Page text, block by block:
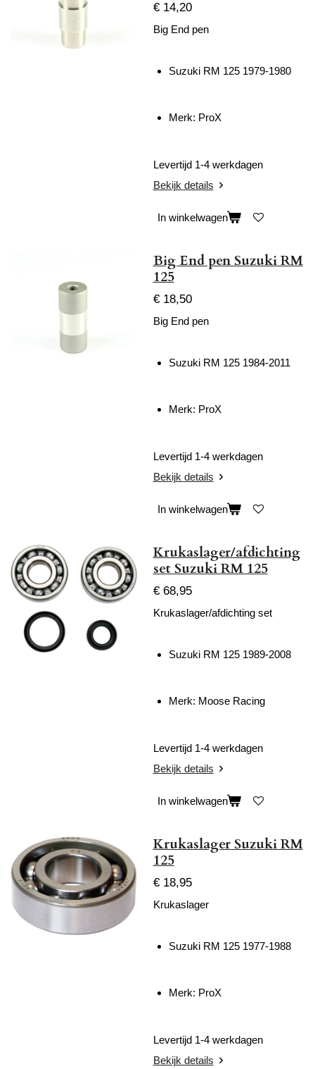
€ 14,20
Big End pen
Suzuki RM 125 1979-1980
Merk: ProX
Levertijd 1-4 werkdagen
Bekijk details
In winkelwagen
Big End pen Suzuki RM
125
€ 18,50
Big End pen
Suzuki RM 125 1984-2011
Merk: ProX
Levertijd 1-4 werkdagen
Bekijk details
In winkelwagen
Krukaslager/afdichting
set Suzuki RM 125
€ 68,95
Krukaslager/afdichting set
Suzuki RM 125 1989-2008
Merk: Moose Racing
Levertijd 1-4 werkdagen
Bekijk details
In winkelwagen
Krukaslager Suzuki RM
125
€ 18,95
Krukaslager
Suzuki RM 125 1977-1988
Merk: ProX
Levertijd 1-4 werkdagen
Bekijk details